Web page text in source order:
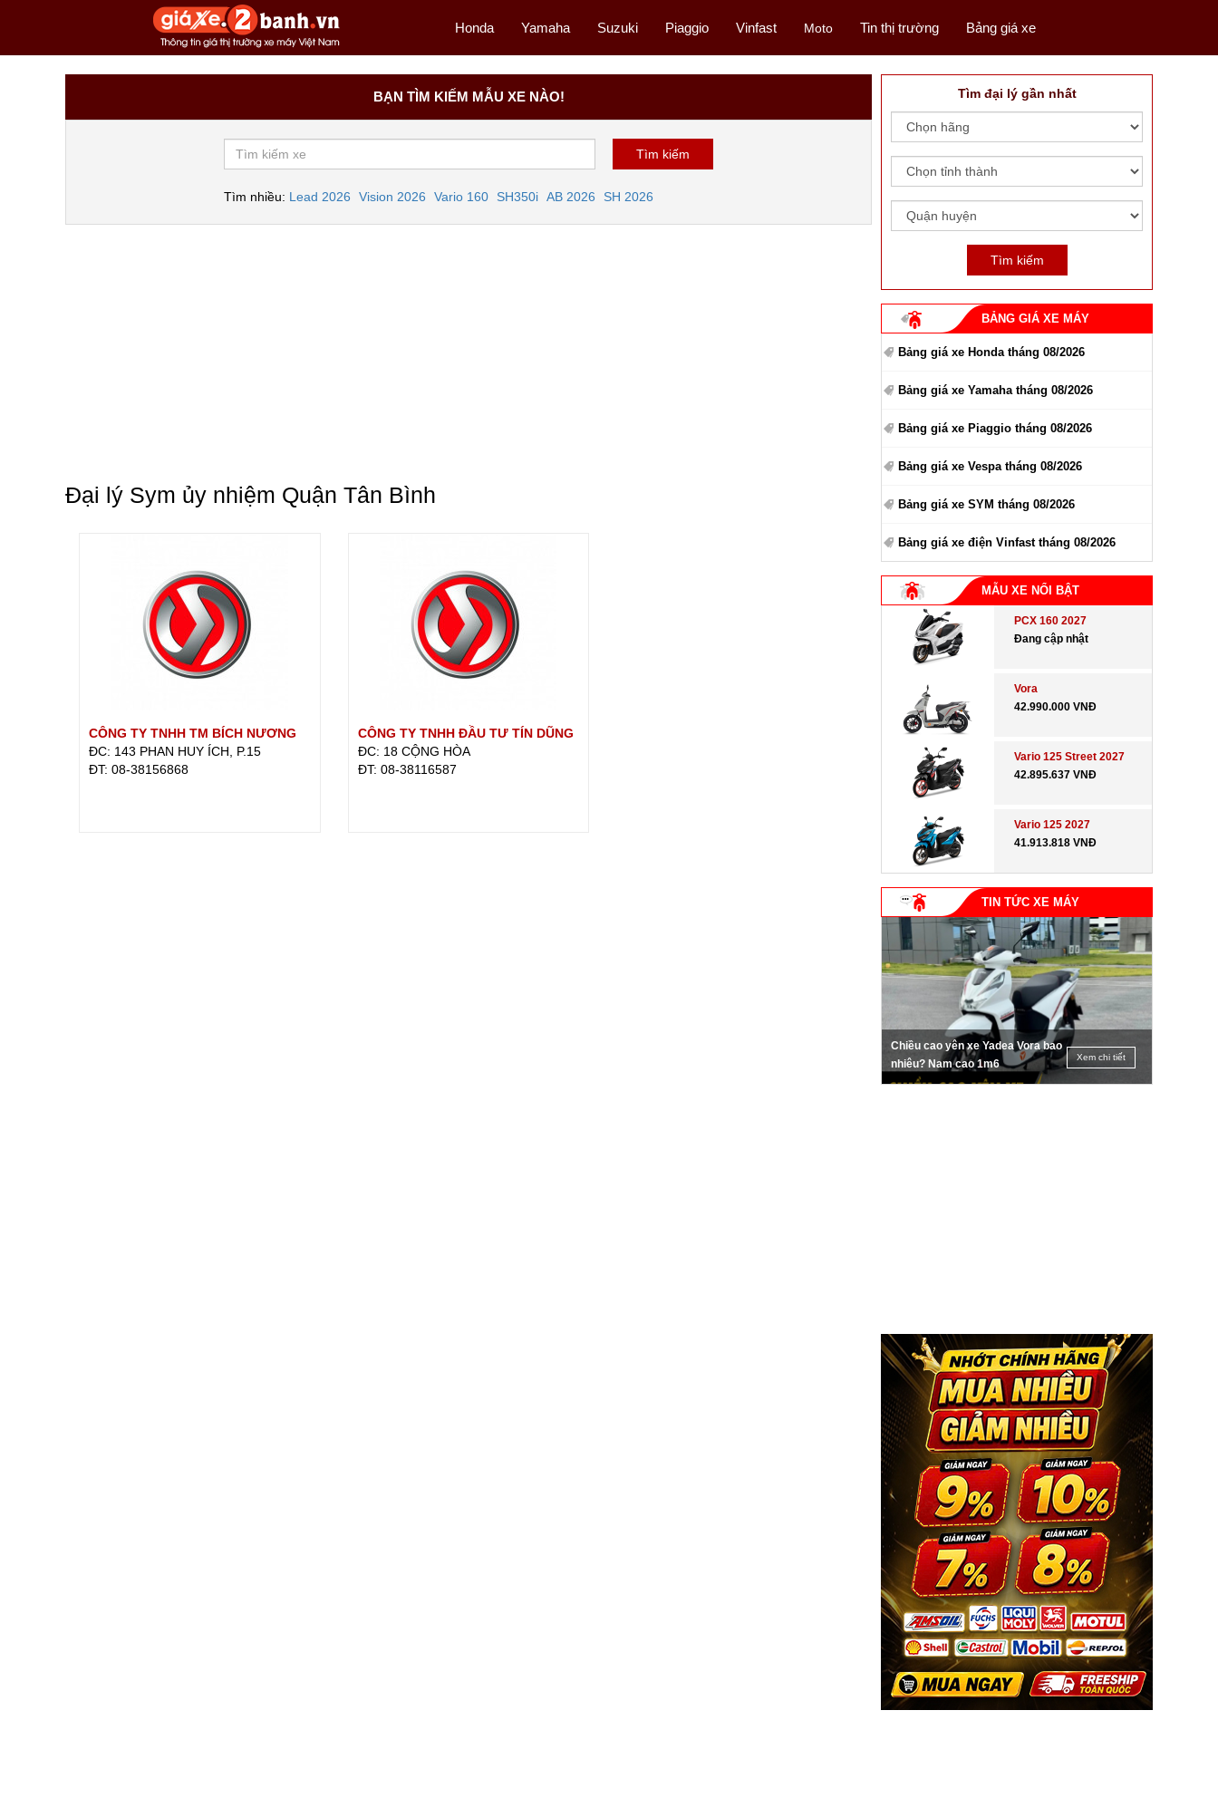
Honda Yamaha Suzuki Piaggio Vinfast Moto Tin thị trường Bảng giá xe
BẠN TÌM KIẾM MẪU XE NÀO!
Tìm nhiều: Lead 2026 Vision 2026 Vario 160 SH350i AB 2026 SH 2026
Đại lý Sym ủy nhiệm Quận Tân Bình
CÔNG TY TNHH TM BÍCH NƯƠNG
ĐC: 143 PHAN HUY ÍCH, P.15
ÐT: 08-38156868
CÔNG TY TNHH ĐẦU TƯ TÍN DŨNG
ĐC: 18 CỘNG HÒA
ÐT: 08-38116587
Tìm đại lý gần nhất
BẢNG GIÁ XE MÁY
Bảng giá xe Honda tháng 08/2026
Bảng giá xe Yamaha tháng 08/2026
Bảng giá xe Piaggio tháng 08/2026
Bảng giá xe Vespa tháng 08/2026
Bảng giá xe SYM tháng 08/2026
Bảng giá xe điện Vinfast tháng 08/2026
MẪU XE NỔI BẬT
PCX 160 2027
Đang cập nhật
Vora
42.990.000 VNĐ
Vario 125 Street 2027
42.895.637 VNĐ
Vario 125 2027
41.913.818 VNĐ
TIN TỨC XE MÁY
Chiều cao yên xe Yadea Vora bao
nhiêu? Nam cao 1m6
Xem chi tiết